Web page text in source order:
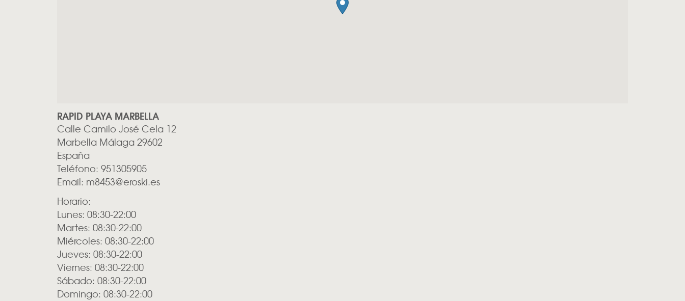
RAPID PLAYA MARBELLA
Calle Camilo José Cela 12
Marbella Málaga 29602
España
Teléfono: 951305905
Email: m8453@eroski.es
Horario:
Lunes: 08:30-22:00
Martes: 08:30-22:00
Miércoles: 08:30-22:00
Jueves: 08:30-22:00
Viernes: 08:30-22:00
Sábado: 08:30-22:00
Domingo: 08:30-22:00